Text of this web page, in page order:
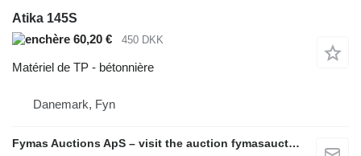
Atika 145S
60,20 €
450 DKK
Matériel de TP - bétonnière
Danemark, Fyn
Fymas Auctions ApS – visit the auction fymasauctions.dk